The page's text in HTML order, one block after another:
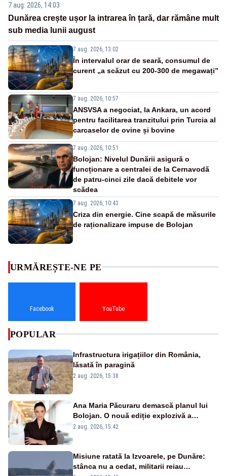
7 aug. 2026, 14:03
Dunărea crește ușor la intrarea în țară, dar rămâne mult
sub media lunii august
7 aug. 2026, 13:02
În intervalul orar de seară, consumul de
curent „a scăzut cu 200-300 de megawați”
7 aug. 2026, 10:57
ANSVSA a negociat, la Ankara, un acord
pentru facilitarea tranzitului prin Turcia al
carcaselor de ovine și bovine
7 aug. 2026, 10:51
Bolojan: Nivelul Dunării asigură o
funcționare a centralei de la Cernavodă
de patru-cinci zile dacă debitele vor
scădea
7 aug. 2026, 10:43
Criza din energie. Cine scapă de măsurile
de raționalizare impuse de Bolojan
URMĂREȘTE-NE PE
Facebook YouTube
POPULAR
Infrastructura irigațiilor din România,
lăsată în paragină
2 aug. 2026, 15:38
Ana Maria Păcuraru demască planul lui
Bolojan. O nouă ediție explozivă a
emisiunii „Miza Zilei” la Realitatea PLUS
2 aug. 2026, 15:42
Misiune ratată la Izvoarele, pe Dunăre:
stânca nu a cedat, militarii reiau